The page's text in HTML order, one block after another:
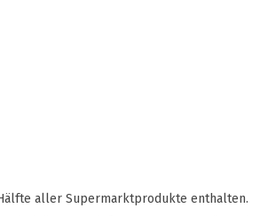
aller Supermarktprodukte enthalten.